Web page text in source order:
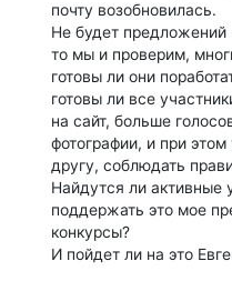
почту возобновилась.
Не будет предложений
то мы и проверим,
готовы ли они
готовы ли все
на сайт, больше
фотографии, и при
другу, соблюдать
Найдутся ли активные
поддержать это мое
конкурсы?
И пойдет ли на это